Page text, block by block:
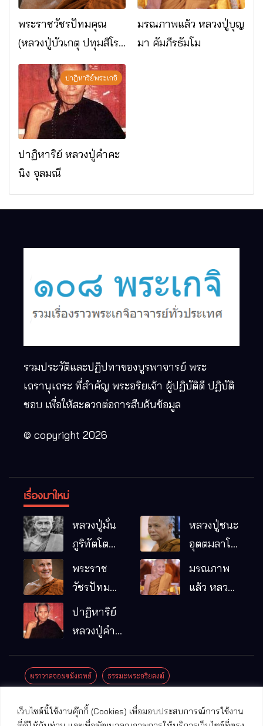
เว็บไซต์นี้ใช้งานคุ๊กกี้ (Cookies) เพื่อมอบประสบการณ์การใช้งาน
พระราชวัชรปัทมคุณ
(หลวงปู่บัวเกตุ ปทุมสิโร)
มรณภาพแล้ว วัดป่า
ดาราภิรมย์ อ.แม่ริม
จ.เชียงใหม่
มรณภาพแล้ว หลวงปู่บุญ
มา คัมภีรธัมโม
ปาฏิหาริย์พระเกจิ
ปาฏิหาริย์ หลวงปู่คำคะ
นิง จุลมณี
รวมประวัติและปฏิปทาของบูรพาจารย์ พระ
เถรานุเถระ ที่สำคัญ พระอริยเจ้า ผู้ปฏิบัติดี ปฏิบัติ
ชอบ เพื่อให้สะดวกต่อการสืบค้นข้อมูล
© copyright 2026
เรื่องมาใหม่
หลวงปู่มั่น
ภูริทัตโต
พระอริยเจ้า
ผู้เป็นบิดา
รมฐาน
หลวงปู่ชนะ
อุตตมลาโภ
หมากอื๋อ
พระราช
วัชรปัทม
คุณ (หลวง
ปู่บัวเกตุ
แล้ว วัดป่า
อ.แม่ริม
มรณภาพ
แล้ว หลวง
ปาฏิหาริย์
หลวงปู่คำ
มณี
ฆราวาสจอมขมังเวทย์ ธรรมะพระอริยสงฆ์
ปาฏิหาริย์พระเครื่อง